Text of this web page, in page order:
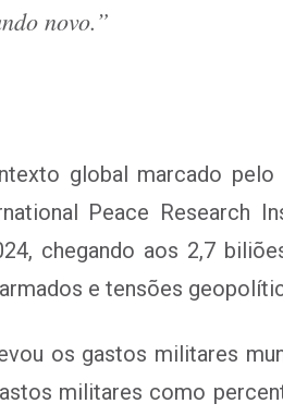
novo.”
global marcado pelo
Peace Research
chegando aos 2,7
e tensões
os gastos militares
militares como